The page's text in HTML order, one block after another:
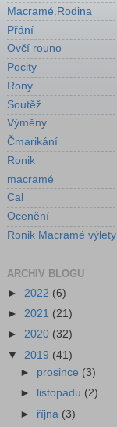
Macramé.Rodina
Přání
Ovčí rouno
Pocity
Rony
Soutěž
Výměny
Čmarikání
Ronik
macramé
Cal
Ocenění
Ronik Macramé výlety
ARCHIV BLOGU
► 2022 (6)
► 2021 (21)
► 2020 (32)
▼ 2019 (41)
► prosince (3)
►
listopadu (2)
►října (3)